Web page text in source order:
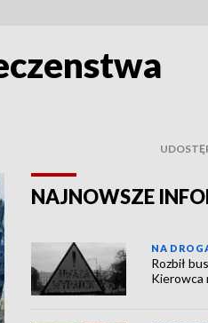
NAJNOWSZE
NA
Rozbił
Kierowca